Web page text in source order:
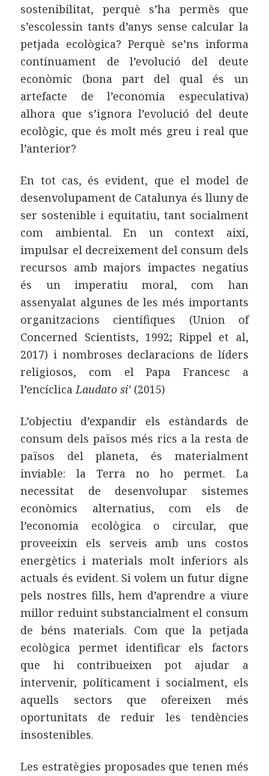
sostenibilitat, perquè s’ha permès que
s’escolessin tants d’anys sense calcular la
petjada ecològica? Perquè se’ns informa
contínuament de l’evolució del deute
econòmic (bona part del qual és un
artefacte de l’economia especulativa)
alhora que s’ignora l’evolució del deute
ecològic, que és molt més greu i real que
l’anterior?
En tot cas, és evident, que el model de
desenvolupament de Catalunya és lluny de
ser sostenible i equitatiu, tant socialment
com ambiental. En un context així,
impulsar el decreixement del consum dels
recursos amb majors impactes negatius
és un imperatiu moral, com han
assenyalat algunes de les més importants
organitzacions científiques (Union of
Concerned Scientists, 1992; Rippel et al,
2017) i nombroses declaracions de líders
religiosos, com el Papa Francesc a
l’encíclicaLaudato si’ (2015)
L’objectiu d’expandir els estàndards de
consum dels països més rics a la resta de
països del planeta, és materialment
inviable: la Terra no ho permet. La
necessitat de desenvolupar sistemes
econòmics alternatius, com els de
l’economia ecològica o circular, que
proveeixin els serveis amb uns costos
energètics i materials molt inferiors als
actuals és evident. Si volem un futur digne
pels nostres fills, hem d’aprendre a viure
millor reduint substancialment el consum
de béns materials. Com que la petjada
ecològica permet identificar els factors
que hi contribueixen pot ajudar a
intervenir, políticament i socialment, els
aquells sectors que ofereixen més
oportunitats de reduir les tendències
insostenibles.
Les estratègies proposades que tenen més